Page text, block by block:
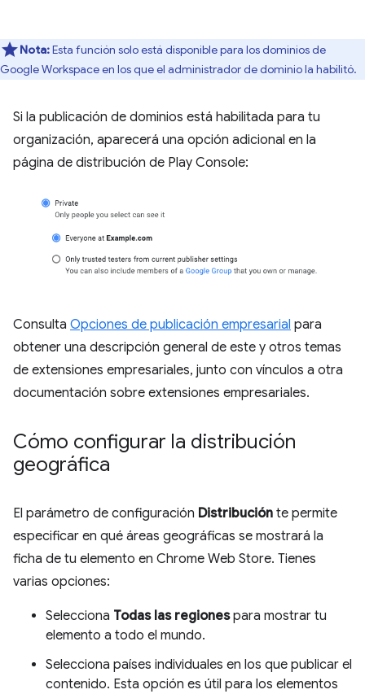
Nota:Esta función solo está disponible para los dominios de
Google Workspace en los que el administrador de dominio la habilitó.
Si la publicación de dominios está habilitada para tu
organización, aparecerá una opción adicional en la
página de distribución de Play Console:
Consulta Opciones de publicación empresarial para
obtener una descripción general de este y otros temas
de extensiones empresariales, junto con vínculos a otra
documentación sobre extensiones empresariales.
Cómo configurar la distribución
geográfica
El parámetro de configuración Distribución te permite
especificar en qué áreas geográficas se mostrará la
ficha de tu elemento en Chrome Web Store. Tienes
varias opciones:
Selecciona Todas las regionespara mostrar tu
elemento a todo el mundo.
Selecciona países individuales en los que publicar el
contenido. Esta opción es útil para los elementos